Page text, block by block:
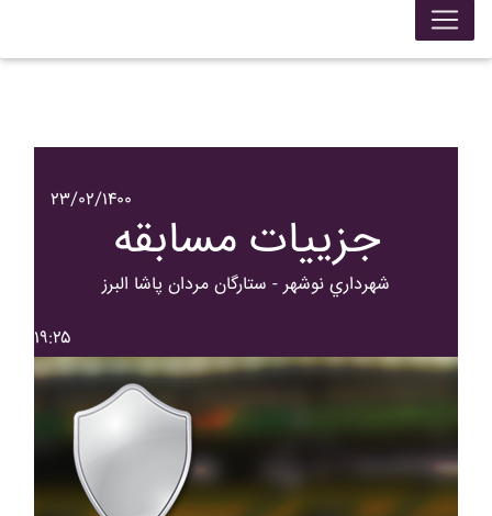
۲۳/۰۲/۱۴۰۰
جزییات مسابقه
شهرداري نوشهر - ستارگان مردان پاشا البرز
۱۹:۲۵